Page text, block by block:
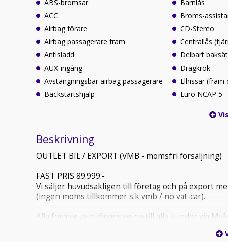
ABS-bromsar
ACC
Airbag förare
Airbag passagerare fram
Antisladd
AUX-ingång
Avstängningsbar airbag passagerare
Backstartshjälp
Barnlås
Broms-
CD-Stereo
Centrallås
Delbart
Dragkrok
Elhissar (fram
Euro NCAP 5
Beskrivning
OUTLET BIL / EXPORT (VMB - momsfri försäljning)
FAST PRIS 89.999:-
Vi säljer huvudsakligen till företag och på export
(ingen moms tillkommer s.k vmb / no vat-car).
Alla former av bilfinansiering till alla kunder via